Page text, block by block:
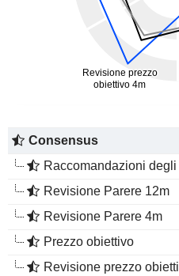
Consensus
Raccomandazioni degli analisti
Revisione Parere 12m
Revisione Parere 4m
Prezzo obiettivo
Revisione prezzo obiettivo 12m